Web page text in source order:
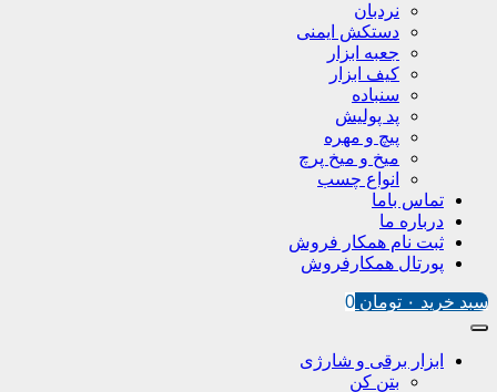
نردبان
دستکش ایمنی
جعبه ابزار
کیف ابزار
سنباده
پد پولیش
پیچ و مهره
میخ و میخ پرچ
انواع چسب
تماس باما
درباره ما
ثبت نام همکار فروش
پورتال همکارفروش
سبد خرید ۰ تومان 0
ابزار برقی و شارژی
بتن کن